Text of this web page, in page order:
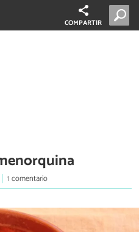
COMPARTIR
1 comentario